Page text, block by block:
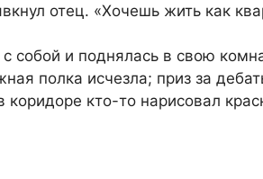
отец. «Хочешь жить как
с собой и поднялась в свою
полка исчезла; приз за
коридоре кто-то нарисовал